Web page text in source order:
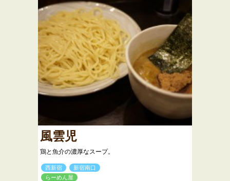
風雲児
鶏と魚介の濃厚なスープ。
西新宿
新宿南口
らーめん屋